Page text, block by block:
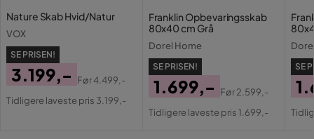
Nature Skab Hvid/Natur
VOX
SE PRISEN!
Pris
3.199,-
Original
Før4.499,-
Tidligere laveste pris 3.199,-
Franklin Opbevaringsskab
80x40 cm Grå
Dorel Home
SE PRISEN!
Pris
1.699,-
Original
Før2.599,-
Tidligere laveste pris 1.699,-
SE